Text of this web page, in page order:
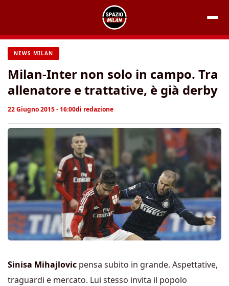
contenuto
NEWS MILAN
Milan-Inter non solo in campo. Tra
allenatore e trattative, è già derby
22 Giugno 2015 - 16:00di redazione
Sinisa Mihajlovic pensa subito in grande. Aspettative,
traguardi e mercato. Lui stesso invita il popolo